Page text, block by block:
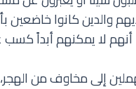
والدين كانوا خاضعين
لا يمكنهم أبداً كسب
إلى مخاوف من